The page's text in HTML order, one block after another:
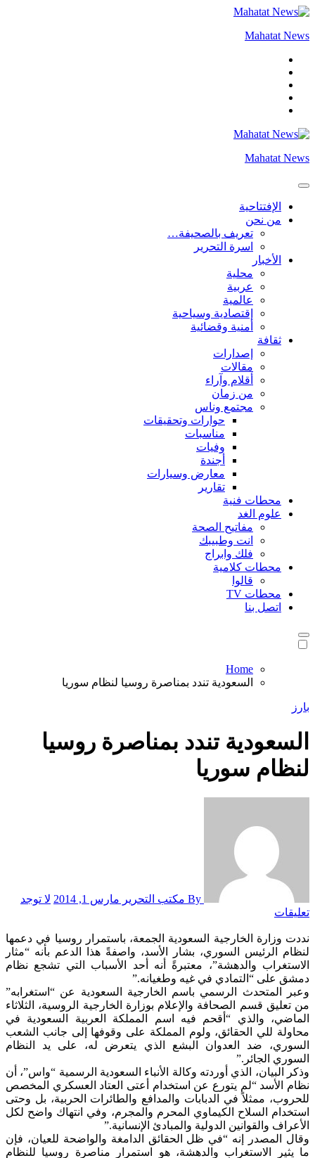
التجاوز
المحتوى
Mahatat News
Mahatat News
الإفتتاحية
من نحن
تعريف بالصحيفة…
اسرة التحرير
الأخبار
محلية
عربية
عالمية
إقتصادية وسياحية
أمنية وقضائية
ثقافة
إصدارات
مقالات
أقلام وآراء
من زمان
مجتمع وناس
حوارات وتحقيقات
مناسبات
وفيات
أجندة
معارض وسيارات
تقارير
محطات فنية
علوم الغد
مفاتيح الصحة
انت وطبيبك
فلك وابراج
محطات كلامية
قالوا
محطات TV
اتصل بنا
Home
السعودية تندد بمناصرة روسيا لنظام سوريا
بارز
السعودية تندد بمناصرة روسيا
لنظام سوريا
مارس 1, 2014
لا توجد
تعليقات
نددت وزارة الخارجية السعودية الجمعة، باستمرار روسيا في دعمها
لنظام الرئيس السوري، بشار الأسد، واصفةً هذا الدعم بأنه “مثار
الاستغراب والدهشة”، معتبرةً أنه أحد الأسباب التي تشجع نظام
دمشق على “التمادي في غيه وطغيانه.”
وعبر المتحدث الرسمي باسم الخارجية السعودية عن “استغرابه”
من تعليق قسم الصحافة والإعلام بوزارة الخارجية الروسية، الثلاثاء
الماضي، والذي “أقحم فيه اسم المملكة العربية السعودية في
محاولة للي الحقائق، ولوم المملكة على وقوفها إلى جانب الشعب
السوري، ضد العدوان البشع الذي يتعرض له، على يد النظام
السوري الجائر.”
وذكر البيان، الذي أوردته وكالة الأنباء السعودية الرسمية “واس”، أن
نظام الأسد “لم يتورع عن استخدام أعتى العتاد العسكري المخصص
للحروب، ممثلاً في الدبابات والمدافع والطائرات الحربية، بل وحتى
استخدام السلاح الكيماوي المحرم والمجرم، وفي انتهاك واضح لكل
الأعراف والقوانين الدولية والمبادئ الإنسانية.”
وقال المصدر إنه “في ظل الحقائق الدامغة والواضحة للعيان، فإن
ما يثير الاستغراب والدهشة، هو استمرار مناصرة روسيا للنظام